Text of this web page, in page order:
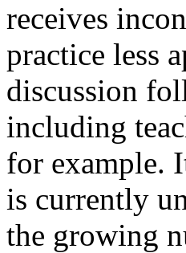
receives
practice less
discussion
including
for example.
is currently
the growing